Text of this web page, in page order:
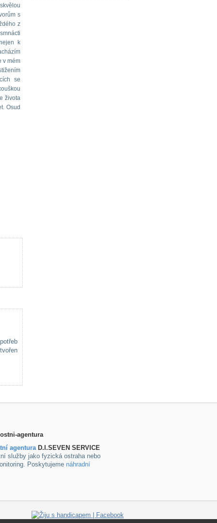
s
z
k
v mém
se
života
Osud
agenturaD.I.SEVEN SERVICE
služby jako fyzická ostraha nebo
Poskytujeme náhradní